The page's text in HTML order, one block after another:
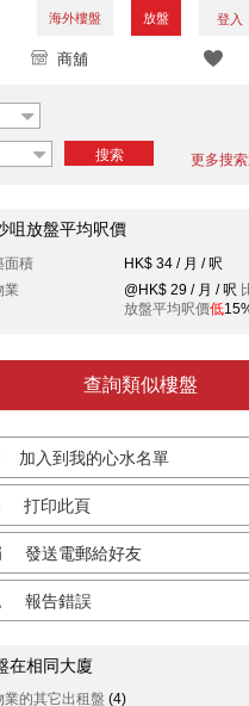
海外樓盤 放盤 登入
商舖
搜索 更多搜
咀放盤平均呎價
面積
HK$ 34 / 月 / 呎
業
@HK$ 29 / 月 / 呎
放盤平均呎價低
查詢類似樓盤
加入到我的心水名單
打印此頁
發送電郵給好友
報告錯誤
在相同大廈
業的其它出租盤 (4)